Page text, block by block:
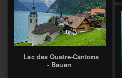
Lac des Quatre-Cantons
- Bauen